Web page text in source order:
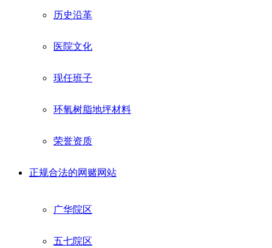
历史沿革
医院文化
现任班子
环氧树脂地坪材料
荣誉资质
正规合法的网赌网站
广华院区
五七院区